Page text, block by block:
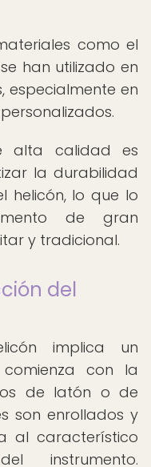
como el
han utilizado en
especialmente en
alta calidad es
la durabilidad
helicón, lo que lo
de gran
y tradicional.
del
implica un
con la
de latón o de
son enrollados y
al característico
instrumento.